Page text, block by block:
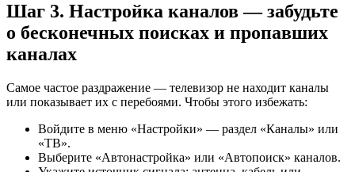
Шаг 3. Настройка каналов — забудьте
о бесконечных поисках и пропавших
каналах
Самое частое раздражение — телевизор не находит каналы
или показывает их с перебоями. Чтобы этого избежать:
Войдите в меню «Настройки» — раздел «Каналы» или
«ТВ».
Выберите «Автонастройка» или «Автопоиск» каналов.